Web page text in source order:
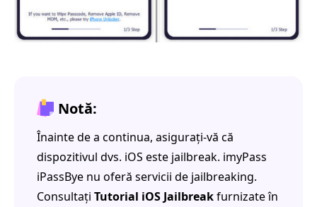
Notă:
Înainte de a continua, asigurați-vă că
dispozitivul dvs. iOS este jailbreak. imyPass
iPassBye nu oferă servicii de jailbreaking.
Consultați Tutorial iOS Jailbreakfurnizate în